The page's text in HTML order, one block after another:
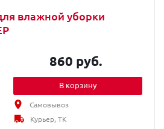
влажной уборки
860 руб.
В корзину
Самовывоз
Курьер, ТК